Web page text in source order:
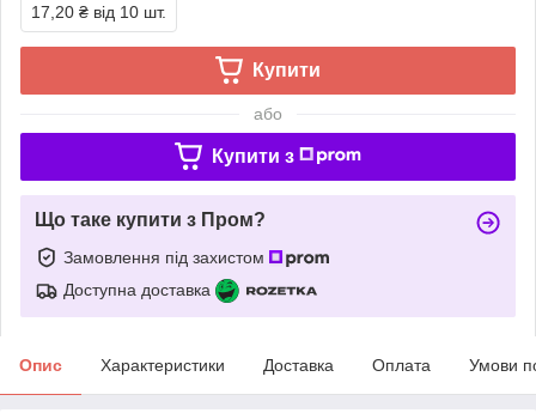
17,20 ₴ від 10 шт.
Купити
або
Купити з
Що таке купити з Пром?
Замовлення під захистом
Доступна доставка
Опис Характеристики Доставка Оплата Умови